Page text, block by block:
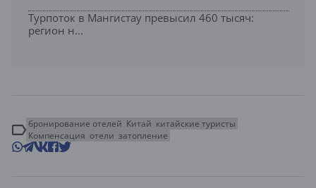
Турпоток в Мангистау превысил 460 тысяч:
регион н...
бронирование отелей Китай китайские туристы
Компенсация отели затопление